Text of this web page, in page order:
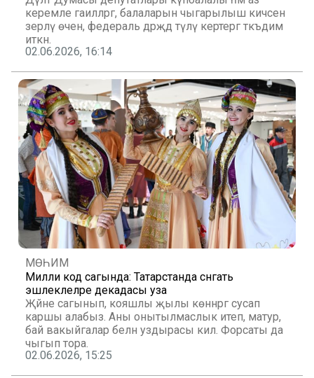
керемле гаиләләргә, балаларын чыгарылыш кичәсенә
әзерләү өчен, федераль дәрәҗәдә түләү кертергә тәкъдим
иткән.
02.06.2026, 16:14
МӨҺИМ
Милли код сагында: Татарстанда сәнгать
эшлеклеләре декадасы уза
Җәйне сагынып, кояшлы җылы көннәргә сусап
каршы алабыз. Аны онытылмаслык итеп, матур,
бай вакыйгалар белән уздырасы килә. Форсаты да
чыгып тора.
02.06.2026, 15:25